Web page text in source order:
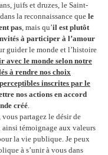
juifs et druzes, le Saint-
la reconnaissance que le
pas, mais qu’il est plutôt
à participer à l’amour
guider le monde et l’histoire
avec le monde selon notre
à rendre nos choix
inscrites par le
nos actions en accord
créé.
partagez le désir de
témoignage aux valeurs
la vie publique. Je peux
à s’unir à vous dans